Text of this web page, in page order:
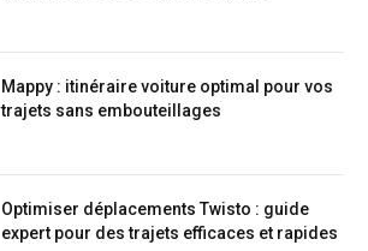
Mappy : itinéraire voiture optimal pour vos
trajets sans embouteillages
Optimiser déplacements Twisto : guide
expert pour des trajets efficaces et rapides